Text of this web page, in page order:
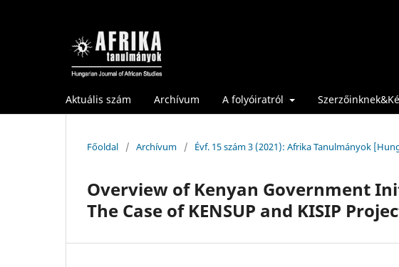
Aktuális szám Archívum A folyóiratról
Főoldal / Archívum / Évf. 15 szám 3 (2021): Afrika Tanulmányok
Overview of Kenyan Government
The Case of KENSUP and KISIP